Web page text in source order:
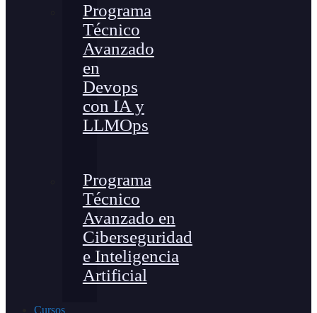
Programa
Técnico
Avanzado
en
Devops
con IA y
LLMOps
Programa
Técnico
Avanzado en
Ciberseguridad
e Inteligencia
Artificial
Cursos